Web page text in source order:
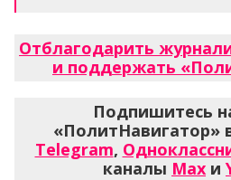
Отблагодарить
и поддержать
Подпишитесь
«ПолитНавигатор»
Telegram,
каналы Max и